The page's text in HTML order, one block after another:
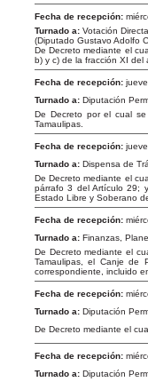
Fecha de recepción:
Turnado a: Votación
(Diputado Gustavo Adolfo
De Decreto mediante el
b) y c) de la fracción XI
Fecha de recepción:
Turnado a: Diputación
De Decreto por el cual
Tamaulipas.
Fecha de recepción:
Turnado a: Dispensa de
De Decreto mediante el
párrafo 3 del Artículo 29;
Estado Libre y Soberano
Fecha de recepción:
Turnado a: Finanzas,
De Decreto mediante el
Tamaulipas, el Canje de
correspondiente, incluido
Fecha de recepción:
Turnado a: Diputación
De Decreto mediante el
Fecha de recepción:
Turnado a: Diputación